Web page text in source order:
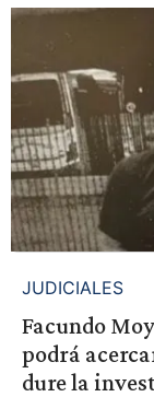
JUDICIALES
Facundo
podrá
dure la